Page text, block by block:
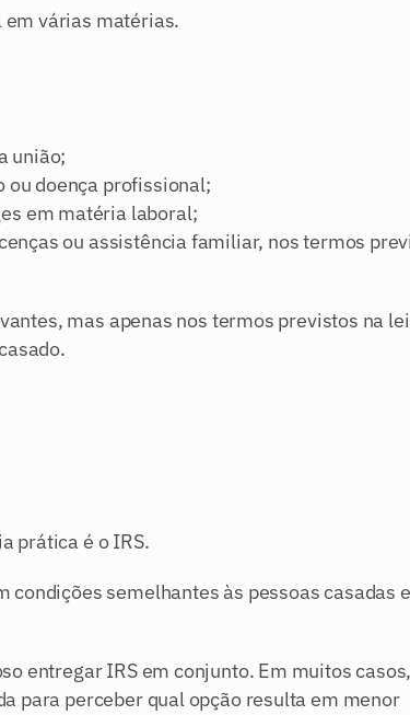
em várias matérias.
união;
ou doença profissional;
em matéria laboral;
ou assistência familiar, nos termos
mas apenas nos termos previstos na
prática é o IRS.
semelhantes às pessoas casadas
entregar IRS em conjunto. Em muitos
para perceber qual opção resulta em menor